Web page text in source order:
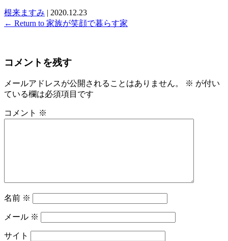
根来ますみ | 2020.12.23
← Return to 家族が笑顔で暮らす家
コメントを残す
メールアドレスが公開されることはありません。 ※ が付い
ている欄は必須項目です
コメント ※
名前 ※
メール ※
サイト